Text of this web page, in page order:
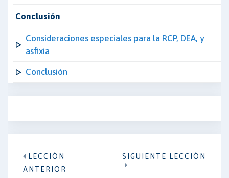
Conclusión
Consideraciones especiales para la RCP, DEA, y
asfixia
Conclusión
LECCIÓN
ANTERIOR
SIGUIENTE LECCIÓN